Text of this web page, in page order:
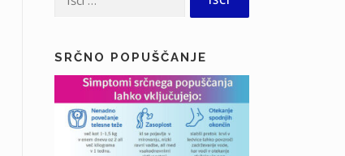
SRČNO POPUŠČANJE